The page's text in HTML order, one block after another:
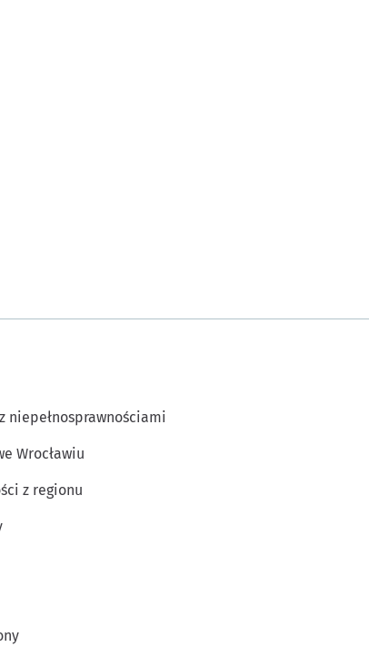
niepełnosprawnościami
Wrocławiu
z regionu